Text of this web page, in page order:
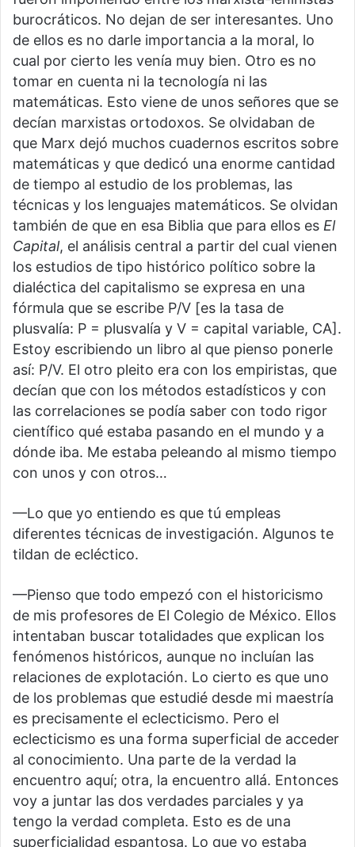
burocráticos. No dejan de ser interesantes. Uno
de ellos es no darle importancia a la moral, lo
cual por cierto les venía muy bien. Otro es no
tomar en cuenta ni la tecnología ni las
matemáticas. Esto viene de unos señores que se
decían marxistas ortodoxos. Se olvidaban de
que Marx dejó muchos cuadernos escritos sobre
matemáticas y que dedicó una enorme cantidad
de tiempo al estudio de los problemas, las
técnicas y los lenguajes matemáticos. Se olvidan
también de que en esa Biblia que para ellos es El
Capital, el análisis central a partir del cual vienen
los estudios de tipo histórico político sobre la
dialéctica del capitalismo se expresa en una
fórmula que se escribe P/V [es la tasa de
plusvalía: P = plusvalía y V = capital variable, CA].
Estoy escribiendo un libro al que pienso ponerle
así: P/V. El otro pleito era con los empiristas, que
decían que con los métodos estadísticos y con
las correlaciones se podía saber con todo rigor
científico qué estaba pasando en el mundo y a
dónde iba. Me estaba peleando al mismo tiempo
con unos y con otros…
—Lo que yo entiendo es que tú empleas
diferentes técnicas de investigación. Algunos te
tildan de ecléctico.
—Pienso que todo empezó con el historicismo
de mis profesores de El Colegio de México. Ellos
intentaban buscar totalidades que explican los
fenómenos históricos, aunque no incluían las
relaciones de explotación. Lo cierto es que uno
de los problemas que estudié desde mi maestría
es precisamente el eclecticismo. Pero el
eclecticismo es una forma superficial de acceder
al conocimiento. Una parte de la verdad la
encuentro aquí; otra, la encuentro allá. Entonces
voy a juntar las dos verdades parciales y ya
tengo la verdad completa. Esto es de una
superficialidad espantosa. Lo que yo estaba